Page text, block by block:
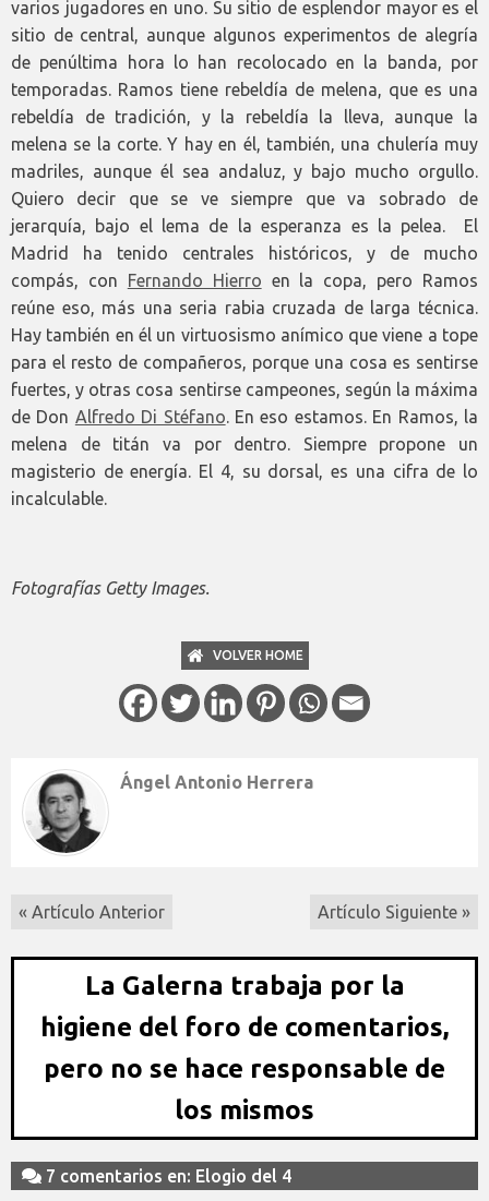
varios jugadores en uno. Su sitio de esplendor mayor es el
sitio de central, aunque algunos experimentos de alegría
de penúltima hora lo han recolocado en la banda, por
temporadas. Ramos tiene rebeldía de melena, que es una
rebeldía de tradición, y la rebeldía la lleva, aunque la
melena se la corte. Y hay en él, también, una chulería muy
madriles, aunque él sea andaluz, y bajo mucho orgullo.
Quiero decir que se ve siempre que va sobrado de
jerarquía, bajo el lema de la esperanza es la pelea. El
Madrid ha tenido centrales históricos, y de mucho
compás, con Fernando Hierro en la copa, pero Ramos
reúne eso, más una seria rabia cruzada de larga técnica.
Hay también en él un virtuosismo anímico que viene a tope
para el resto de compañeros, porque una cosa es sentirse
fuertes, y otras cosa sentirse campeones, según la máxima
de Don Alfredo Di Stéfano. En eso estamos. En Ramos, la
melena de titán va por dentro. Siempre propone un
magisterio de energía. El 4, su dorsal, es una cifra de lo
incalculable.
Fotografías Getty Images.
VOLVER HOME
Ángel Antonio Herrera
« Artículo Anterior Artículo Siguiente »
La Galerna trabaja por la
higiene del foro de comentarios,
pero no se hace responsable de
los mismos
7 comentarios en: Elogio del 4